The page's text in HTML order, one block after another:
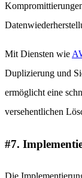
Mit Diensten wie
Duplizierung und
ermöglicht eine
versehentlichen
#7.
Die